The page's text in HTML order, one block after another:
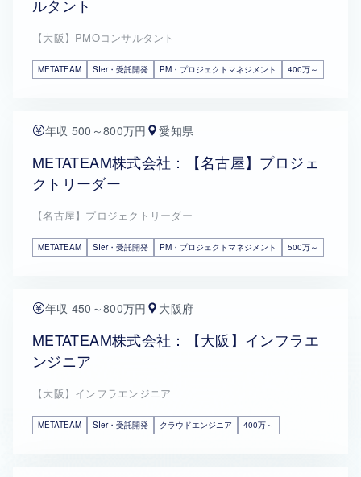
ルタント
【大阪】PMOコンサルタント
METATEAM SIer・受託開発 PM・プロジェクトマネジメント 400万～
年収 500～800万円 愛知県
METATEAM株式会社：【名古屋】プロジェ
クトリーダー
【名古屋】プロジェクトリーダー
METATEAM SIer・受託開発 PM・プロジェクトマネジメント 500万～
年収 450～800万円 大阪府
METATEAM株式会社：【大阪】インフラエ
ンジニア
【大阪】インフラエンジニア
METATEAM SIer・受託開発 クラウドエンジニア 400万～